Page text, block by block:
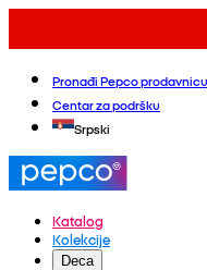
Pronađi Pepco prodavnicu
Centar za podršku
Srpski
Katalog
Kolekcije
Deca